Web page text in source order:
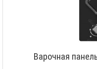
Варочная